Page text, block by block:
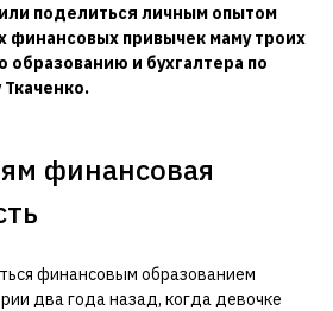
поделиться личным опытом
финансовых привычек маму троих
образованию и бухгалтера по
финансовая
финансовым образованием
два года назад, когда девочке